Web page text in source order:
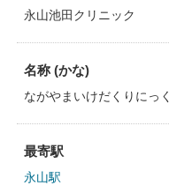
永山池田クリニック
名称 (かな)
ながやまいけだくりにっく
最寄駅
永山駅